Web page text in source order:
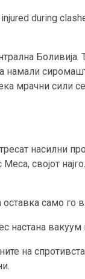
during
Боливија.
мрачни сили
насилни
својот
само го
настана
на